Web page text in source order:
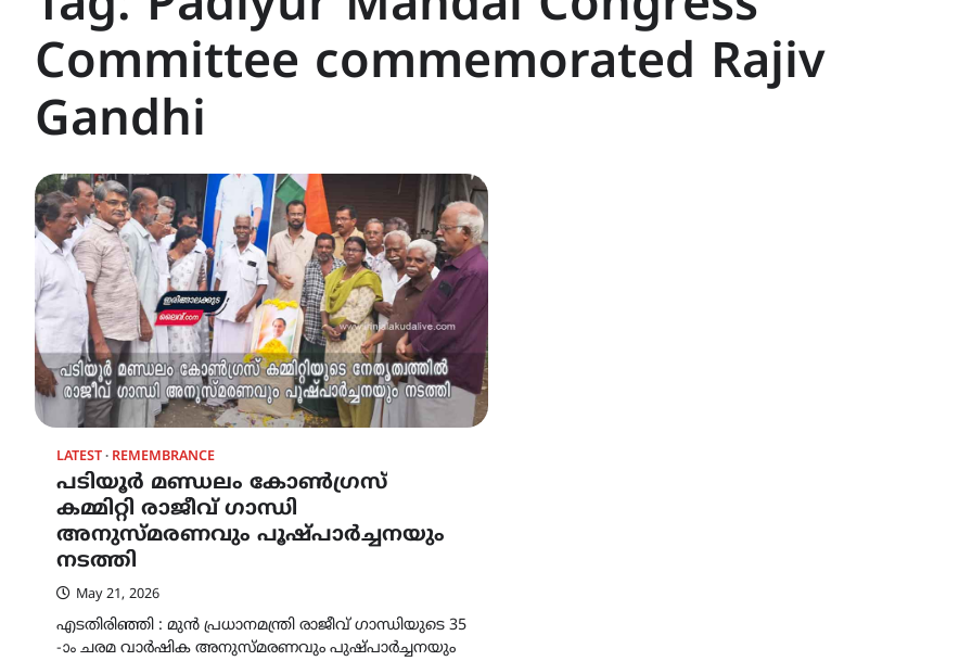
Committee commemorated Rajiv
Gandhi
LATEST REMEMBRANCE
പടിയൂർ മണ്ഡലം കോൺഗ്രസ്
കമ്മിറ്റി രാജീവ് ഗാന്ധി
അനുസ്മരണവും പൂഷ്പാർച്ചനയും
നടത്തി
May 21, 2026
എടതിരിഞ്ഞി : മുൻ പ്രധാനമന്ത്രി രാജീവ് ഗാന്ധിയുടെ 35
-ാം ചരമ വാർഷിക അനുസ്മരണവും പുഷ്പാർച്ചനയും